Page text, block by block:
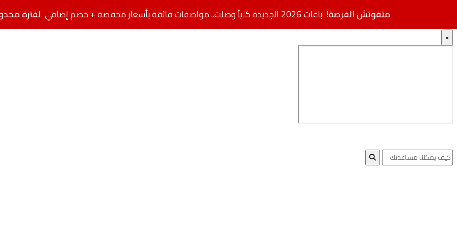
×
متفوتش الفرصة! باقات 2026 الجديدة كلياً وصلت.. مواصفات فائقة بأسعار مخفضة + خصم إضافي لفترة